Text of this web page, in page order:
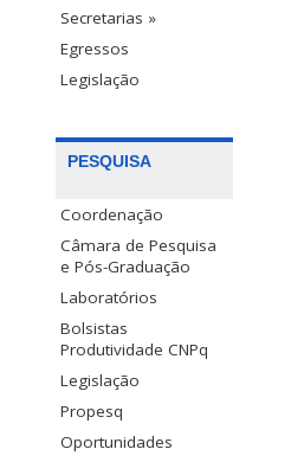
Secretarias »
Egressos
Legislação
PESQUISA
Coordenação
Câmara de Pesquisa
e Pós-Graduação
Laboratórios
Bolsistas
Produtividade CNPq
Legislação
Propesq
Oportunidades